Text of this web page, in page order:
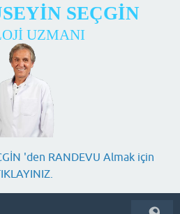
SEÇGİN
UZMANI
'den RANDEVU Almak için